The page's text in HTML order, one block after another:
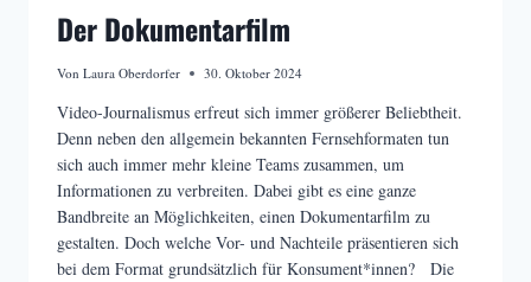
Der Dokumentarfilm
Von Laura Oberdorfer 30. Oktober 2024
Video-Journalismus erfreut sich immer größerer Beliebtheit.
Denn neben den allgemein bekannten Fernsehformaten tun
sich auch immer mehr kleine Teams zusammen, um
Informationen zu verbreiten. Dabei gibt es eine ganze
Bandbreite an Möglichkeiten, einen Dokumentarfilm zu
gestalten. Doch welche Vor- und Nachteile präsentieren sich
bei dem Format grundsätzlich für Konsument*innen? Die